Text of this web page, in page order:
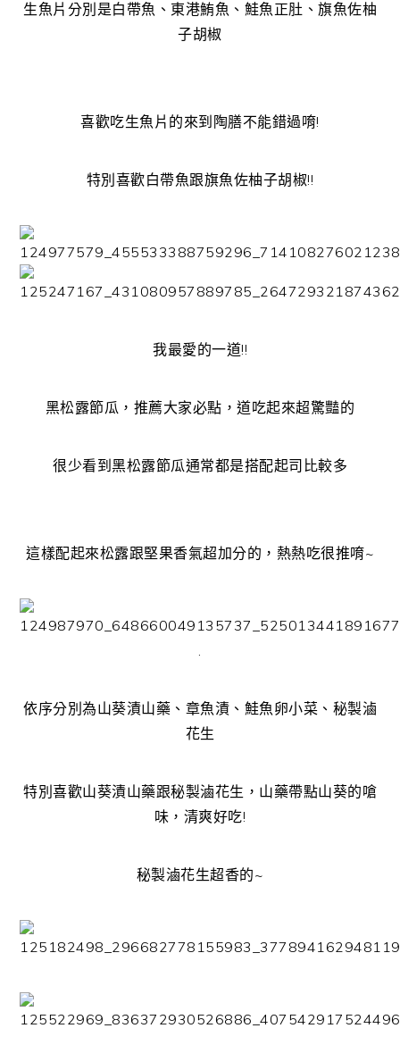
生魚片分別是白帶魚、東港鮪魚、鮭魚正肚、旗魚佐柚
子胡椒
喜歡吃生魚片的來到陶膳不能錯過唷!
特別喜歡白帶魚跟旗魚佐柚子胡椒!!
我最愛的一道!!
黑松露節瓜，推薦大家必點，道吃起來超驚豔的
很少看到黑松露節瓜通常都是搭配起司比較多
這樣配起來松露跟堅果香氣超加分的，熱熱吃很推唷~
.
依序分別為山葵漬山藥、章魚漬、鮭魚卵小菜、秘製滷
花生
特別喜歡山葵漬山藥跟秘製滷花生，山藥帶點山葵的嗆
味，清爽好吃!
秘製滷花生超香的~